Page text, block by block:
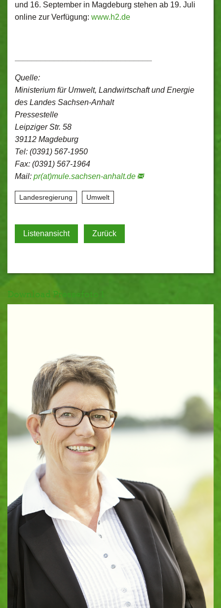
und 16. September in Magdeburg stehen ab 19. Juli
online zur Verfügung: www.h2.de
Quelle:
Ministerium für Umwelt, Landwirtschaft und Energie
des Landes Sachsen-Anhalt
Pressestelle
Leipziger Str. 58
39112 Magdeburg
Tel: (0391) 567-1950
Fax: (0391) 567-1964
Mail: pr(at)mule.sachsen-anhalt.de
Landesregierung Umwelt
Listenansicht Zurück
Download Pressefoto 1